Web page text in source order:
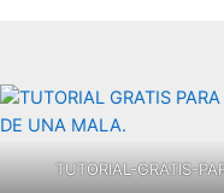
TUTORIAL-GRATIS-